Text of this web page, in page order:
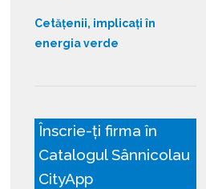
Cetățenii, implicați în
energia verde
Înscrie-ți firma în
Catalogul Sânnicolau
CityApp